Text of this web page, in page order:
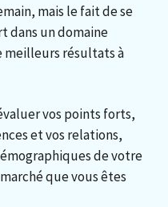
mais le fait de se
dans un domaine
résultats à
vos points forts,
et vos relations,
de votre
que vous êtes